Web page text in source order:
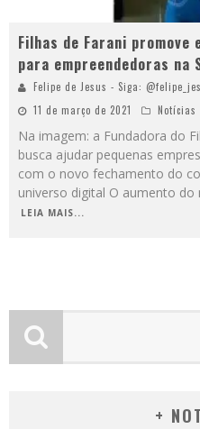
Filhas de Farani
para empreendedoras na
Felipe de Jesus - Siga:
11 de março de 2021
Notícias
Na imagem: a Fundadora do
busca ajudar pequenas
com o novo fechamento do
universo digital O aumento do
LEIA MAIS...
+